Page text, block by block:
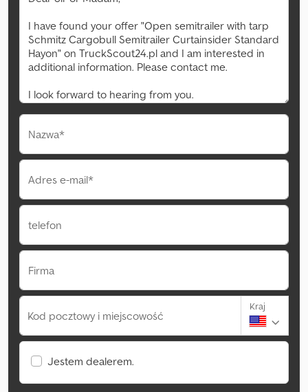
Nazwa*
Adres e-mail*
telefon
Firma
Kod pocztowy i miejscowość
Kraj
Jestem dealerem.